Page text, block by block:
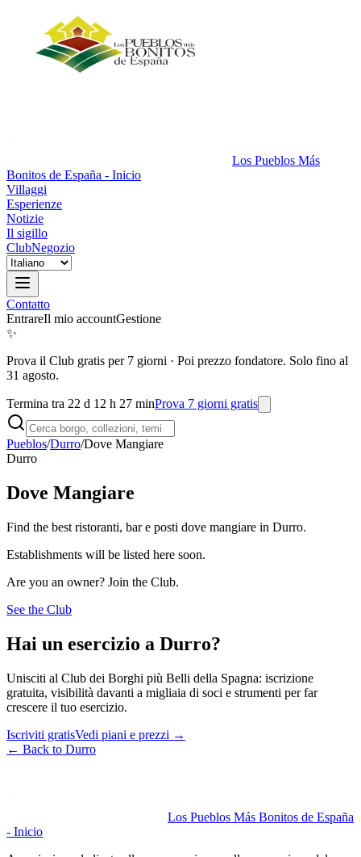
Los Pueblos Más
Bonitos de España - Inicio
Villaggi
Esperienze
Notizie
Il sigillo
ClubNegozio
Contatto
EntrareIl mio accountGestione
✨
Prova il Club gratis per 7 giorni · Poi prezzo fondatore. Solo fino al
31 agosto.
Termina tra 22 d 12 h 27 minProva 7 giorni gratis
Pueblos/Durro/Dove Mangiare
Durro
Dove Mangiare
Find the best ristoranti, bar e posti dove mangiare in Durro.
Establishments will be listed here soon.
Are you an owner? Join the Club.
See the Club
Hai un esercizio a Durro?
Unisciti al Club dei Borghi più Belli della Spagna: iscrizione
gratuita, visibilità davanti a migliaia di soci e strumenti per far
crescere il tuo esercizio.
Iscriviti gratisVedi piani e prezzi →
← Back to Durro
Los Pueblos Más Bonitos de España
- Inicio